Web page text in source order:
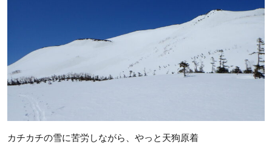
カチカチの雪に苦労しながら、やっと天狗原着